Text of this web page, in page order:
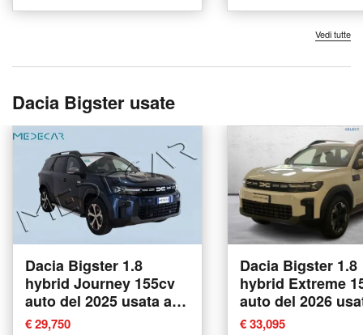
Vedi tutte
Dacia Bigster usate
Dacia Bigster 1.8
hybrid Journey 155cv
auto del 2025 usata a
Tito
€ 29,750
Dacia Bigster 1.8
hybrid Extreme
auto del 2026
Como
€ 33,095